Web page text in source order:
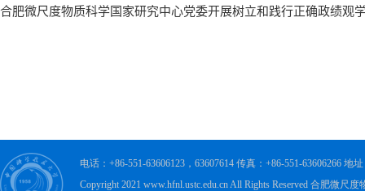
电话：+86-551-63606123，63607614 传真：+86-551-63606266 地
Copyright 2021 www.hfnl.ustc.edu.cn All Rights Reserved 合肥微尺